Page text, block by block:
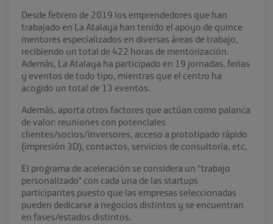
Desde febrero de 2019 los emprendedores que han
trabajado en La Atalaya han tenido el apoyo de quince
mentores especializados en diversas áreas de trabajo,
recibiendo un total de 422 horas de mentorización.
Además, La Atalaya ha participado en 19 jornadas, ferias
y eventos de todo tipo, mientras que el centro ha
acogido un total de 13 eventos.
Además, aporta otros factores que actúan como palanca
de valor: reuniones con potenciales
clientes/socios/inversores, acceso a prototipado rápido
(impresión 3D), contactos, servicios de consultoría, etc.
El programa de aceleración se considera un “trabajo
personalizado” con cada una de las startups
participantes puesto que las empresas seleccionadas
pueden dedicarse a negocios distintos y se encuentran
en fases/estados distintos.